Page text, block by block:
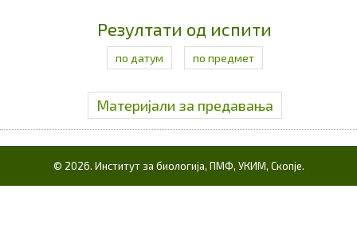
Резултати од испити
по датум по предмет
Материјали за предавања
© 2026. Институт за биологија, ПМФ, УКИМ, Скопје.